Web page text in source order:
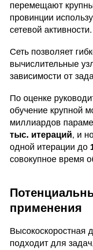
перемещают
провинции
сетевой активности.
Сеть позволяет
вычислительные
зависимости от
По оценке
обучение крупной
миллиардов
тыс. итераций, и
одной итерации до
совокупное время
применения
Высокоскоростная
подходит для